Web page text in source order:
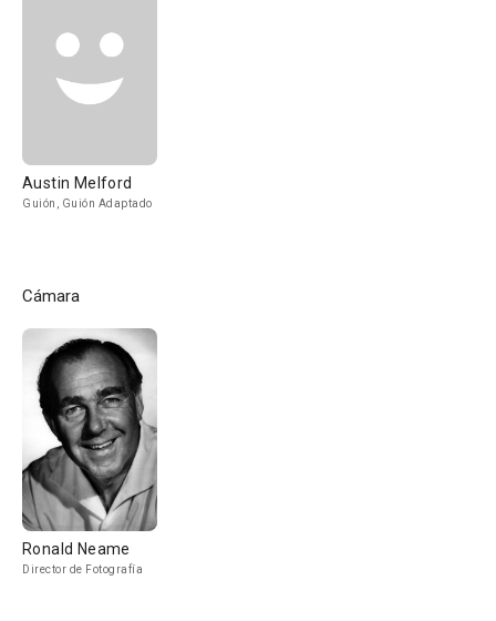
Austin Melford
Guión, Guión Adaptado
Cámara
Ronald Neame
Director de Fotografía